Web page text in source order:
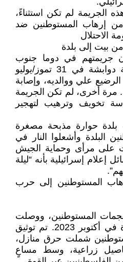
الجريمة لم تكن استثناءً،
من إرهاب المستوطنين ضد
الاحتلال
من بيت إلى بلدة
جريمتهم في دوما جنوب
نابلس، بإحراق منزل عائلة دوابشة في 31 تموز/يوليو
الرضيع علي ووالديه، وإصابة
أخرى، لم تكن الجريمة
تخويف وترهيب لتهجير
2023، شهدت بلدة حوارة مذبحة مصغرة
البلدة وأشعلوا النار في
على مرأى وحماية الجيش
إعلام إسرائيلية بأنه “ليلة
المستوطنين إلى حرب
تصاعدت هجمات المستوطنين، ووصلت
ذروتها مع الحرب على غزة في أكتوبر 2023. تم توثيق
للمستوطنين شملت حرق منازل،
زراعية، وسط مساعٍ